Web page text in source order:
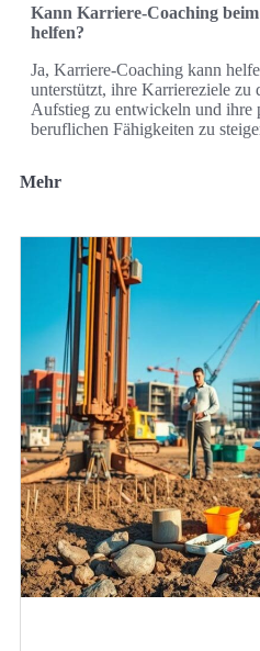
Kann Karriere-Coaching
helfen?
Ja, Karriere-Coaching kann
unterstützt, ihre Karriereziele zu
Aufstieg zu entwickeln und ihre
beruflichen Fähigkeiten zu
Mehr